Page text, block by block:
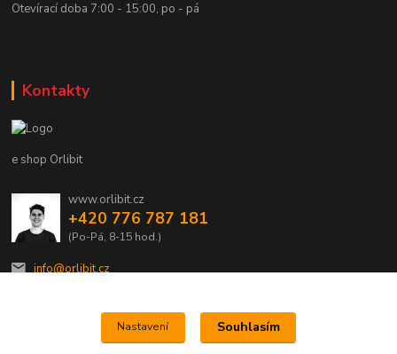
Otevírací doba 7:00 - 15:00, po - pá
Kontakty
e shop Orlibit
www.orlibit.cz
+420 776 787 181
(Po-Pá, 8-15 hod.)
info@orlibit.cz
Nastavení Souhlasím